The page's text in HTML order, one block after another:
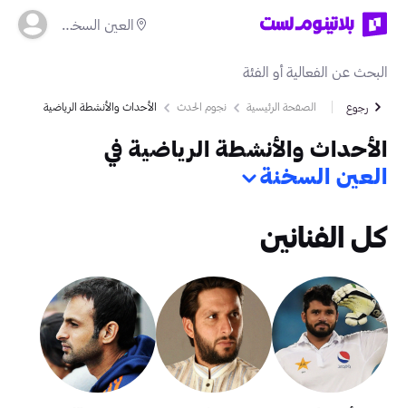
العين السخنة
رجوع الصفحة الرئيسية نجوم الحدث الأحداث والأنشطة الرياضية
الأحداث والأنشطة الرياضية في
العين السخنة
كل الفنانين